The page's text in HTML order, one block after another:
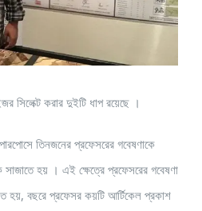
সিলেক্ট করার দুইটি ধাপ রয়েছে ।
তিনজনের প্রফেসরের গবেষণাকে
সাজাতে হয় । এই ক্ষেত্রে প্রফেসরের গবেষণা
হয়, বছরে প্রফেসর কয়টি আর্টিকেল প্রকাশ